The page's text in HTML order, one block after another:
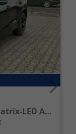
R-Line Black Style Paket Navi Matrix-LED ACC